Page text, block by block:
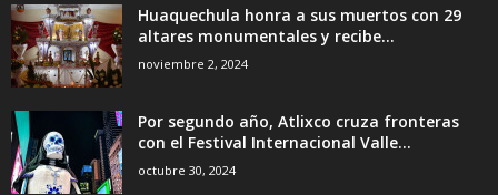
Huaquechula honra a sus muertos con 29
altares monumentales y recibe...
noviembre 2, 2024
Por segundo año, Atlixco cruza fronteras
con el Festival Internacional Valle...
octubre 30, 2024